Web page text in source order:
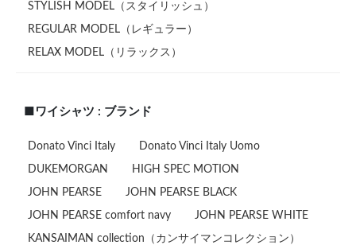
STYLISH MODEL（スタイリッシュ）
REGULAR MODEL（レギュラー）
RELAX MODEL（リラックス）
■ワイシャツ : ブランド
Donato Vinci Italy Donato Vinci Italy Uomo
DUKEMORGAN HIGH SPEC MOTION
JOHN PEARSE JOHN PEARSE BLACK
JOHN PEARSE comfort navy JOHN PEARSE WHITE
KANSAIMAN collection（カンサイマンコレクション）